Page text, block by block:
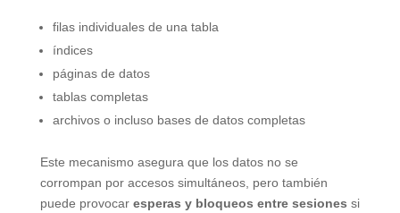
filas individuales de una tabla
índices
páginas de datos
tablas completas
archivos o incluso bases de datos completas
Este mecanismo asegura que los datos no se
corrompan por accesos simultáneos, pero también
puede provocar esperas y bloqueos entre sesiones si